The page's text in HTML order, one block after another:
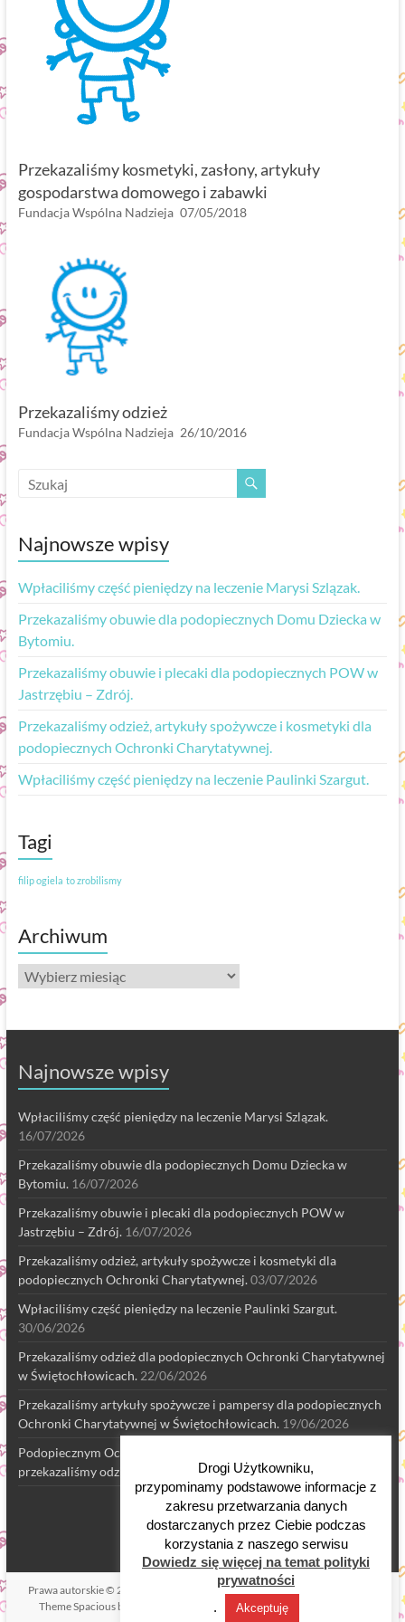
Przekazaliśmy kosmetyki, zasłony, artykuły
gospodarstwa domowego i zabawki
Fundacja Wspólna Nadzieja 07/05/2018
Przekazaliśmy odzież
Fundacja Wspólna Nadzieja 26/10/2016
Najnowsze wpisy
Wpłaciliśmy część pieniędzy na leczenie Marysi Szlązak.
Przekazaliśmy obuwie dla podopiecznych Domu Dziecka w
Bytomiu.
Przekazaliśmy obuwie i plecaki dla podopiecznych POW w
Jastrzębiu – Zdrój.
Przekazaliśmy odzież, artykuły spożywcze i kosmetyki dla
podopiecznych Ochronki Charytatywnej.
Wpłaciliśmy część pieniędzy na leczenie Paulinki Szargut.
Tagi
filip ogiela to zrobilismy
Archiwum
Archiwum
Najnowsze wpisy
Wpłaciliśmy część pieniędzy na leczenie Marysi Szlązak.
16/07/2026
Przekazaliśmy obuwie dla podopiecznych Domu Dziecka w
Bytomiu. 16/07/2026
Przekazaliśmy obuwie i plecaki dla podopiecznych POW w
Jastrzębiu – Zdrój. 16/07/2026
Przekazaliśmy odzież, artykuły spożywcze i kosmetyki dla
podopiecznych Ochronki Charytatywnej. 03/07/2026
Wpłaciliśmy część pieniędzy na leczenie Paulinki Szargut.
30/06/2026
Przekazaliśmy odzież dla podopiecznych Ochronki Charytatywnej
w Świętochłowicach. 22/06/2026
Przekazaliśmy artykuły spożywcze i pampersy dla podopiecznych
Ochronki Charytatywnej w Świętochłowicach. 19/06/2026
Podopiecznym Ochronki Charytatywnej w Świętochłowicach
przekazaliśmy odzież.
18/06/2026
Prawa autorskie © 2026 Fundacja "Wspólna Nadzieja". All rights reserved.
ThemeSpaciousby ThemeGrill. Powered by:WordPress
Drogi Użytkowniku,
przypominamy podstawowe informacje z
zakresu przetwarzania danych
dostarczanych przez Ciebie podczas
korzystania z naszego serwisu
Dowiedz się więcej na temat polityki
prywatności
.
Akceptuję